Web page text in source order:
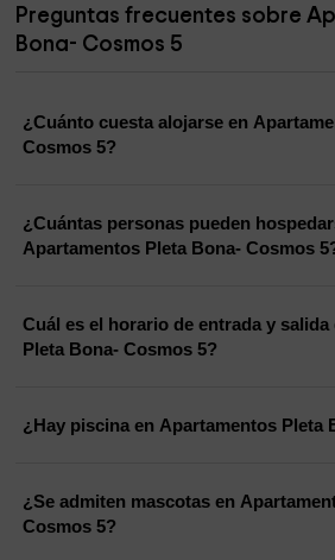
Preguntas frecuentes sobre
Bona- Cosmos 5
¿Cuánto cuesta alojarse en
Cosmos 5?
¿Cuántas personas pueden
Apartamentos Pleta Bona- Cosmos
Cuál es el horario de entrada y salida de
Pleta Bona- Cosmos 5?
¿Hay piscina en Apartamentos Pleta
¿Se admiten mascotas en
Cosmos 5?